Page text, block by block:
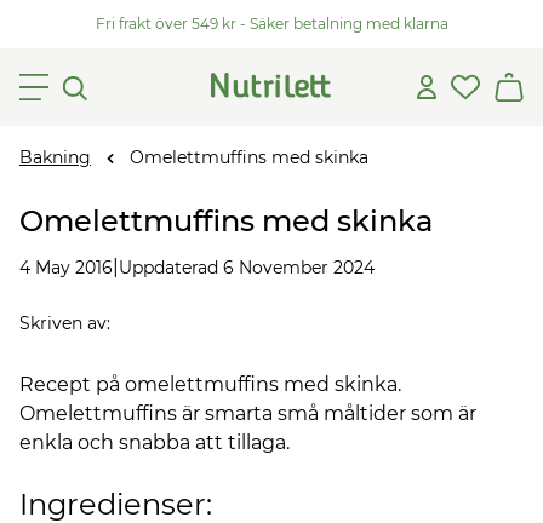
Fri frakt över 549 kr - Säker betalning med klarna
Bakning Omelettmuffins med skinka
Omelettmuffins med skinka
4 May 2016 Uppdaterad 6 November 2024
Skriven av:
Recept på omelettmuffins med skinka.
Omelettmuffins är smarta små måltider som är
enkla och snabba att tillaga.
Ingredienser: